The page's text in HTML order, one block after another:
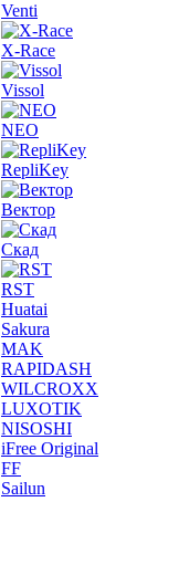
Venti
X-Race
Vissol
NEO
RepliKey
Вектор
Скад
RST
Huatai
Sakura
MAK
RAPIDASH
WILCROXX
LUXOTIK
NISOSHI
iFree Original
FF
Sailun